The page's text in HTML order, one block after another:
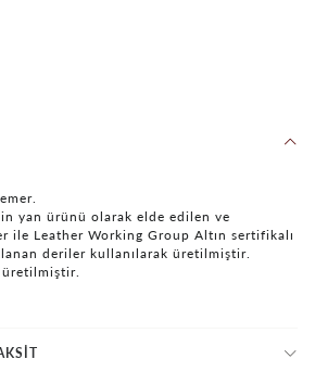
yan ürünü olarak elde edilen ve
ile Leather Working Group Altın sertifikalı
deriler kullanılarak üretilmiştir.
üretilmiştir.